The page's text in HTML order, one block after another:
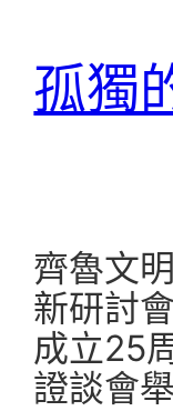
孤獨
齊魯文
新研討
成立25
證談會